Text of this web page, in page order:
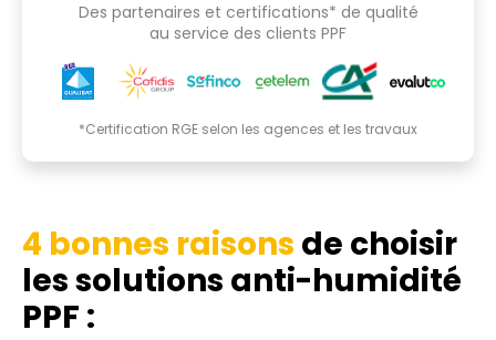
Des partenaires et certifications* de qualité
au service des clients PPF
*Certification RGE selon les agences et les travaux
4 bonnes raisons de choisir
les solutions anti-humidité
PPF :